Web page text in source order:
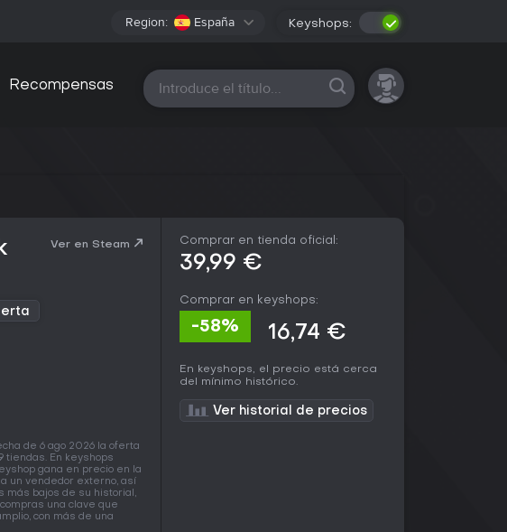
Region: España Keyshops:
Recompensas Todas las plataformas
Ver en Steam
de 6 ago 2026 la oferta
tiendas. En keyshops
gana en precio en la
un vendedor externo, así
más bajos de su historial,
una clave que
con más de una
Comprar en tienda oficial:
39,99 €
Comprar en keyshops:
-58% 16,74 €
En keyshops, el precio está cerca
del mínimo histórico.
Ver historial de precios